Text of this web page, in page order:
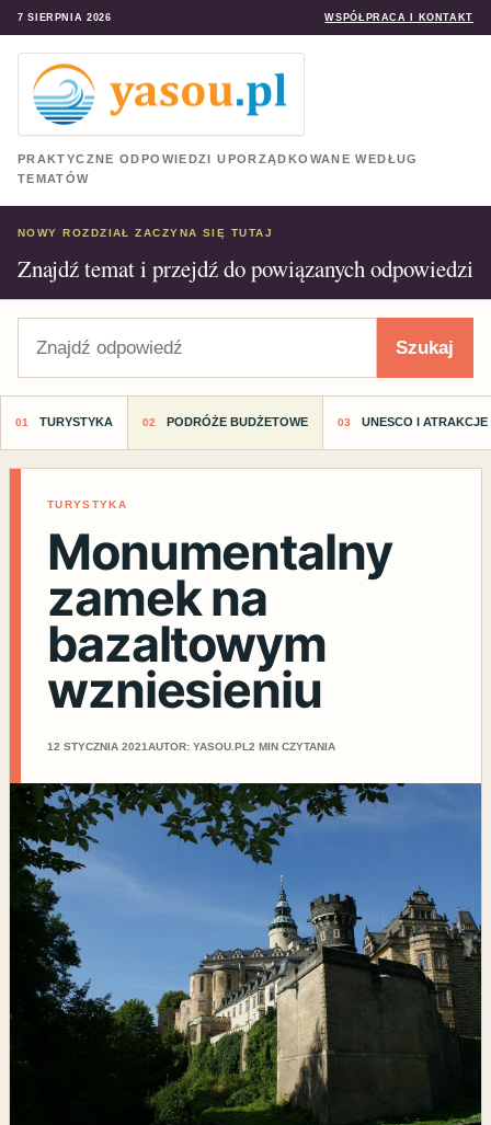
7 SIERPNIA 2026 WSPÓŁPRACA I KONTAKT
PRAKTYCZNE ODPOWIEDZI UPORZĄDKOWANE WEDŁUG
TEMATÓW
NOWY ROZDZIAŁ ZACZYNA SIĘ TUTAJ
Znajdź temat i przejdź do powiązanych odpowiedzi
Szukaj
TURYSTYKA PODRÓŻE BUDŻETOWE UNESCO I
TURYSTYKA
Monumentalny
zamek na
bazaltowym
wzniesieniu
12 STYCZNIA 2021AUTOR: YASOU.PL 2 MIN CZYTANIA